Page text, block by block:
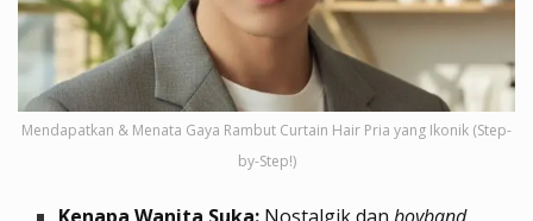
Mendapatkan & Menata Gaya Rambut Curtain Hair Pria yang Ikonik (Step-
by-Step!)
Kenapa Wanita Suka: Nostalgik dan boyband